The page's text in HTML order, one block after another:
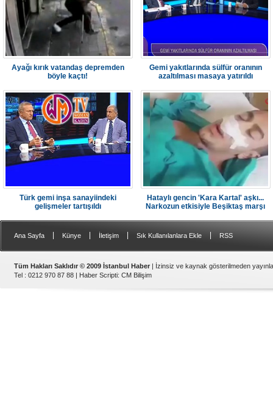
Ayağı kırık vatandaş depremden
böyle kaçtı!
Gemi yakıtlarında sülfür oranının
azaltılması masaya yatırıldı
Türk gemi inşa sanayiindeki
gelişmeler tartışıldı
Hataylı gencin 'Kara Kartal' aşkı...
Narkozun etkisiyle Beşiktaş marşı
Ana Sayfa Künye İletişim Sık Kullanılanlara Ekle RSS
Tüm Hakları Saklıdır © 2009 İstanbul Haber | İzinsiz ve kaynak gösterilmeden
Tel : 0212 970 87 88 | Haber Scripti: CM Bilişim